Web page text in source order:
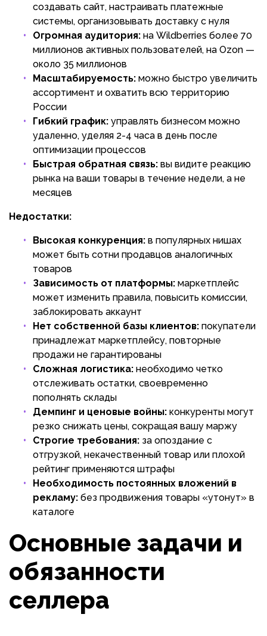
создавать сайт, настраивать платежные
системы, организовывать доставку с нуля
Огромная аудитория: на Wildberries более 70
миллионов активных пользователей, на Ozon —
около 35 миллионов
Масштабируемость: можно быстро увеличить
ассортимент и охватить всю территорию
России
Гибкий график: управлять бизнесом можно
удаленно, уделяя 2-4 часа в день после
оптимизации процессов
Быстрая обратная связь: вы видите реакцию
рынка на ваши товары в течение недели, а не
месяцев
Недостатки:
Высокая конкуренция: в популярных нишах
может быть сотни продавцов аналогичных
товаров
Зависимость от платформы: маркетплейс
может изменить правила, повысить комиссии,
заблокировать аккаунт
Нет собственной базы клиентов: покупатели
принадлежат маркетплейсу, повторные
продажи не гарантированы
Сложная логистика: необходимо четко
отслеживать остатки, своевременно
пополнять склады
Демпинг и ценовые войны: конкуренты могут
резко снижать цены, сокращая вашу маржу
Строгие требования: за опоздание с
отгрузкой, некачественный товар или плохой
рейтинг применяются штрафы
Необходимость постоянных вложений в
рекламу: без продвижения товары «утонут» в
каталоге
Основные задачи и
обязанности
селлера